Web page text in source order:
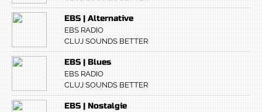
EBS | Alternative
EBS RADIO
CLUJ SOUNDS BETTER
EBS | Blues
EBS RADIO
CLUJ SOUNDS BETTER
EBS | Nostalgie